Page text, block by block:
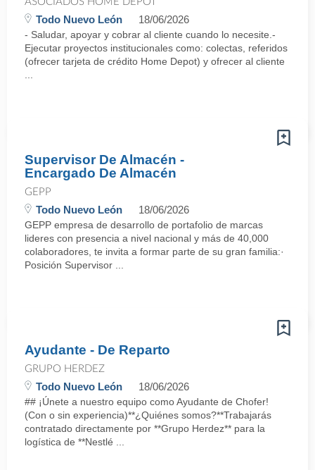
Todo Nuevo León 18/06/2026
- Saludar, apoyar y cobrar al cliente cuando lo necesite.-
Ejecutar proyectos institucionales como: colectas, referidos
(ofrecer tarjeta de crédito Home Depot) y ofrecer al cliente
Supervisor De Almacén -
Encargado De Almacén
GEPP
Todo Nuevo León 18/06/2026
GEPP empresa de desarrollo de portafolio de marcas
lideres con presencia a nivel nacional y más de 40,000
colaboradores, te invita a formar parte de su gran familia:·
Posición Supervisor ...
Ayudante - De Reparto
GRUPO HERDEZ
Todo Nuevo León 18/06/2026
## ¡Únete a nuestro equipo como Ayudante de Chofer!
(Con o sin experiencia)**¿Quiénes somos?**Trabajarás
contratado directamente por **Grupo Herdez** para la
logística de **Nestlé ...